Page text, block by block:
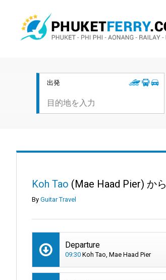
出発
Koh Tao (Mae Haad Pier) から
By Guitar Travel
Departure
09:30 Koh Tao, Mae Haad Pier